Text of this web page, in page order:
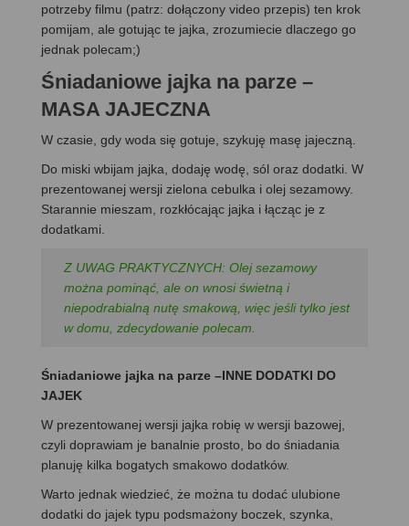
potrzeby filmu (patrz: dołączony video przepis) ten krok
pomijam, ale gotując te jajka, zrozumiecie dlaczego go
jednak polecam;)
Śniadaniowe jajka na parze –
MASA JAJECZNA
W czasie, gdy woda się gotuje, szykuję masę jajeczną.
Do miski wbijam jajka, dodaję wodę, sól oraz dodatki. W
prezentowanej wersji zielona cebulka i olej sezamowy.
Starannie mieszam, rozkłócając jajka i łącząc je z
dodatkami.
Z UWAG PRAKTYCZNYCH: Olej sezamowy
można pominąć, ale on wnosi świetną i
niepodrabialną nutę smakową, więc jeśli tylko jest
w domu, zdecydowanie polecam.
Śniadaniowe jajka na parze –INNE DODATKI DO
JAJEK
W prezentowanej wersji jajka robię w wersji bazowej,
czyli doprawiam je banalnie prosto, bo do śniadania
planuję kilka bogatych smakowo dodatków.
Warto jednak wiedzieć, że można tu dodać ulubione
dodatki do jajek typu podsmażony boczek, szynka,